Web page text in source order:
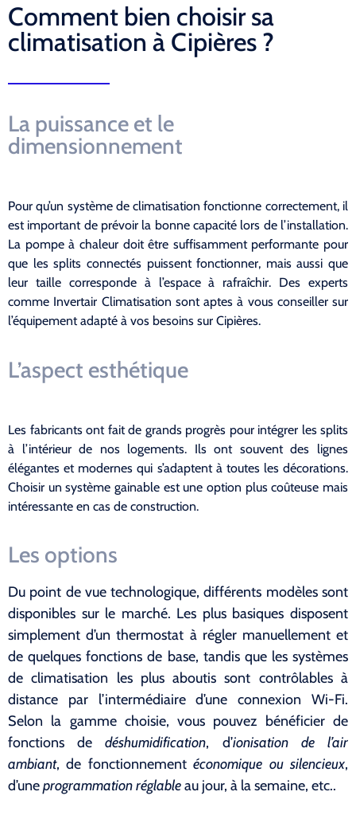
Comment bien choisir sa
climatisation à Cipières ?
La puissance et le
dimensionnement
Pour qu’un système de climatisation fonctionne correctement, il
est important de prévoir la bonne capacité lors de l’installation.
La pompe à chaleur doit être suffisamment performante pour
que les splits connectés puissent fonctionner, mais aussi que
leur taille corresponde à l’espace à rafraîchir. Des experts
comme Invertair Climatisation sont aptes à vous conseiller sur
l’équipement adapté à vos besoins sur Cipières.
L’aspect esthétique
Les fabricants ont fait de grands progrès pour intégrer les splits
à l’intérieur de nos logements. Ils ont souvent des lignes
élégantes et modernes qui s’adaptent à toutes les décorations.
Choisir un système gainable est une option plus coûteuse mais
intéressante en cas de construction.
Les options
Du point de vue technologique, différents modèles sont
disponibles sur le marché. Les plus basiques disposent
simplement d’un thermostat à régler manuellement et
de quelques fonctions de base, tandis que les systèmes
de climatisation les plus aboutis sont contrôlables à
distance par l’intermédiaire d’une connexion Wi-Fi.
Selon la gamme choisie, vous pouvez bénéficier de
fonctions dedéshumidification, d’ionisation de l’air
ambiant, de fonctionnementéconomique ou silencieux,
d’uneprogrammation réglableau jour, à la semaine, etc..